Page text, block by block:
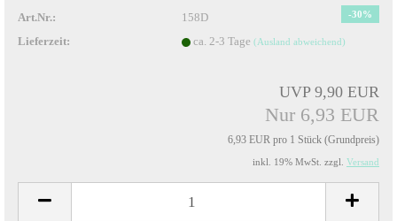
-30%
Art.Nr.:
158D
Lieferzeit:
ca. 2-3 Tage (Ausland abweichend)
UVP 9,90 EUR
Nur 6,93 EUR
6,93 EUR pro 1 Stück (Grundpreis)
inkl. 19% MwSt. zzgl. Versand